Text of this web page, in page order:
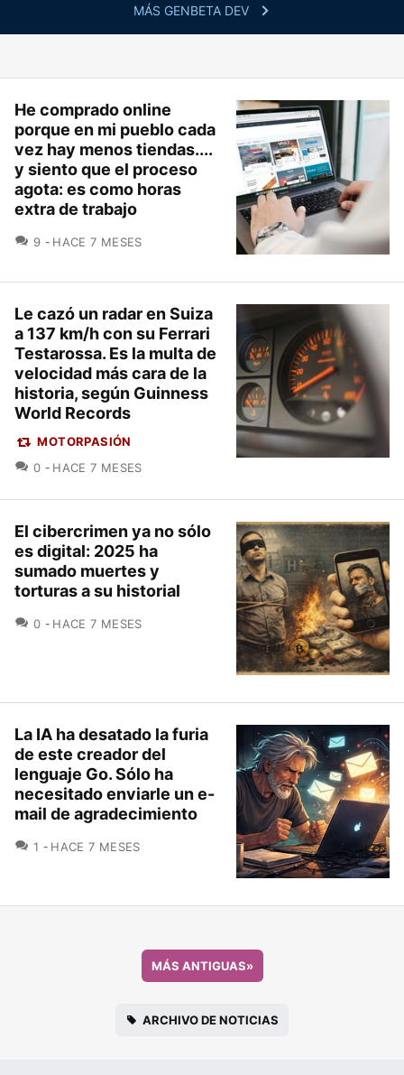
MÁS GENBETA DEV
He comprado online
porque en mi pueblo cada
vez hay menos tiendas....
y siento que el proceso
agota: es como horas
extra de trabajo
9 COMENTARIOS
HACE 7 MESES
Le cazó un radar en Suiza
a 137 km/h con su Ferrari
Testarossa. Es la multa de
velocidad más cara de la
historia, según Guinness
World Records
MOTORPASIÓN
0 COMENTARIOS
HACE 7 MESES
El cibercrimen ya no sólo
es digital: 2025 ha
sumado muertes y
torturas a su historial
0 COMENTARIOS
HACE 7 MESES
La IA ha desatado la furia
de este creador del
lenguaje Go. Sólo ha
necesitado enviarle un e-
mail de agradecimiento
1 COMENTARIOS
HACE 7 MESES
MÁS ANTIGUAS»
ARCHIVO DE NOTICIAS